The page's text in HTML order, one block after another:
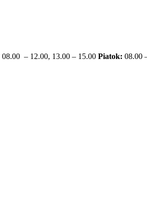
08.00 – 12.00, 13.00 – 15.00 Piatok: 08.00